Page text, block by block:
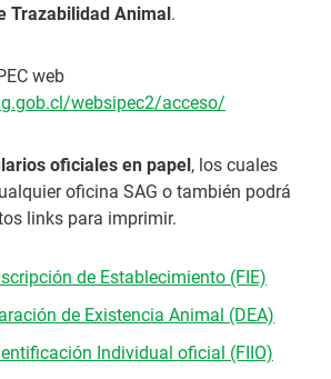
Trazabilidad Animal.
web
websipec2/acceso/
oficiales en papel, los cuales
oficina SAG o también podrá
links para imprimir.
de Establecimiento (FIE)
de Existencia Animal (DEA)
Individual oficial (FIIO)